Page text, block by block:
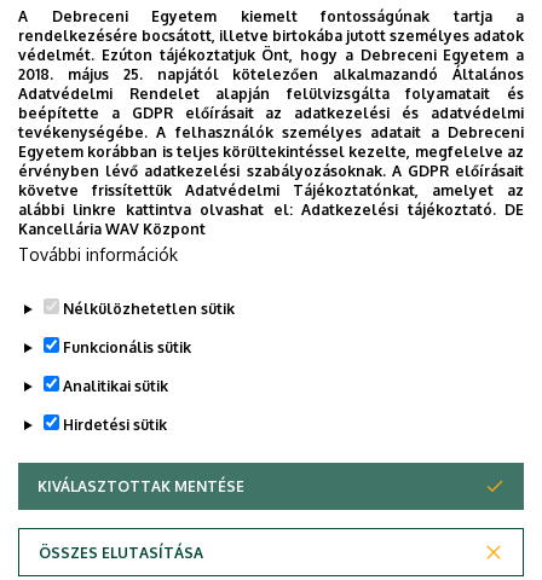
TOVÁBB AZ ÖSSZES ESEMÉNYRE
HIVATALOS
E-Szervezet
Dokumentumtár
Adatvédelem
A Debreceni Egyetem kiemelt fontosságúnak tartja a
rendelkezésére bocsátott, illetve birtokába jutott személyes adatok
védelmét. Ezúton tájékoztatjuk Önt, hogy a Debreceni Egyetem a
2018. május 25. napjától kötelezően alkalmazandó Általános
Adatvédelmi Rendelet alapján felülvizsgálta folyamatait és
beépítette a GDPR előírásait az adatkezelési és adatvédelmi
tevékenységébe. A felhasználók személyes adatait a Debreceni
Egyetem korábban is teljes körültekintéssel kezelte, megfelelve az
érvényben lévő adatkezelési szabályozásoknak. A GDPR előírásait
követve frissítettük Adatvédelmi Tájékoztatónkat, amelyet az
alábbi linkre kattintva olvashat el:Adatkezelési tájékoztató. DE
Kancellária WAV Központ
További információk
Nélkülözhetetlen sütik
Funkcionális sütik
Analitikai sütik
Hirdetési sütik
KIVÁLASZTOTTAK MENTÉSE
ÖSSZES ELUTASÍTÁSA
WITHDRAW CONSENT